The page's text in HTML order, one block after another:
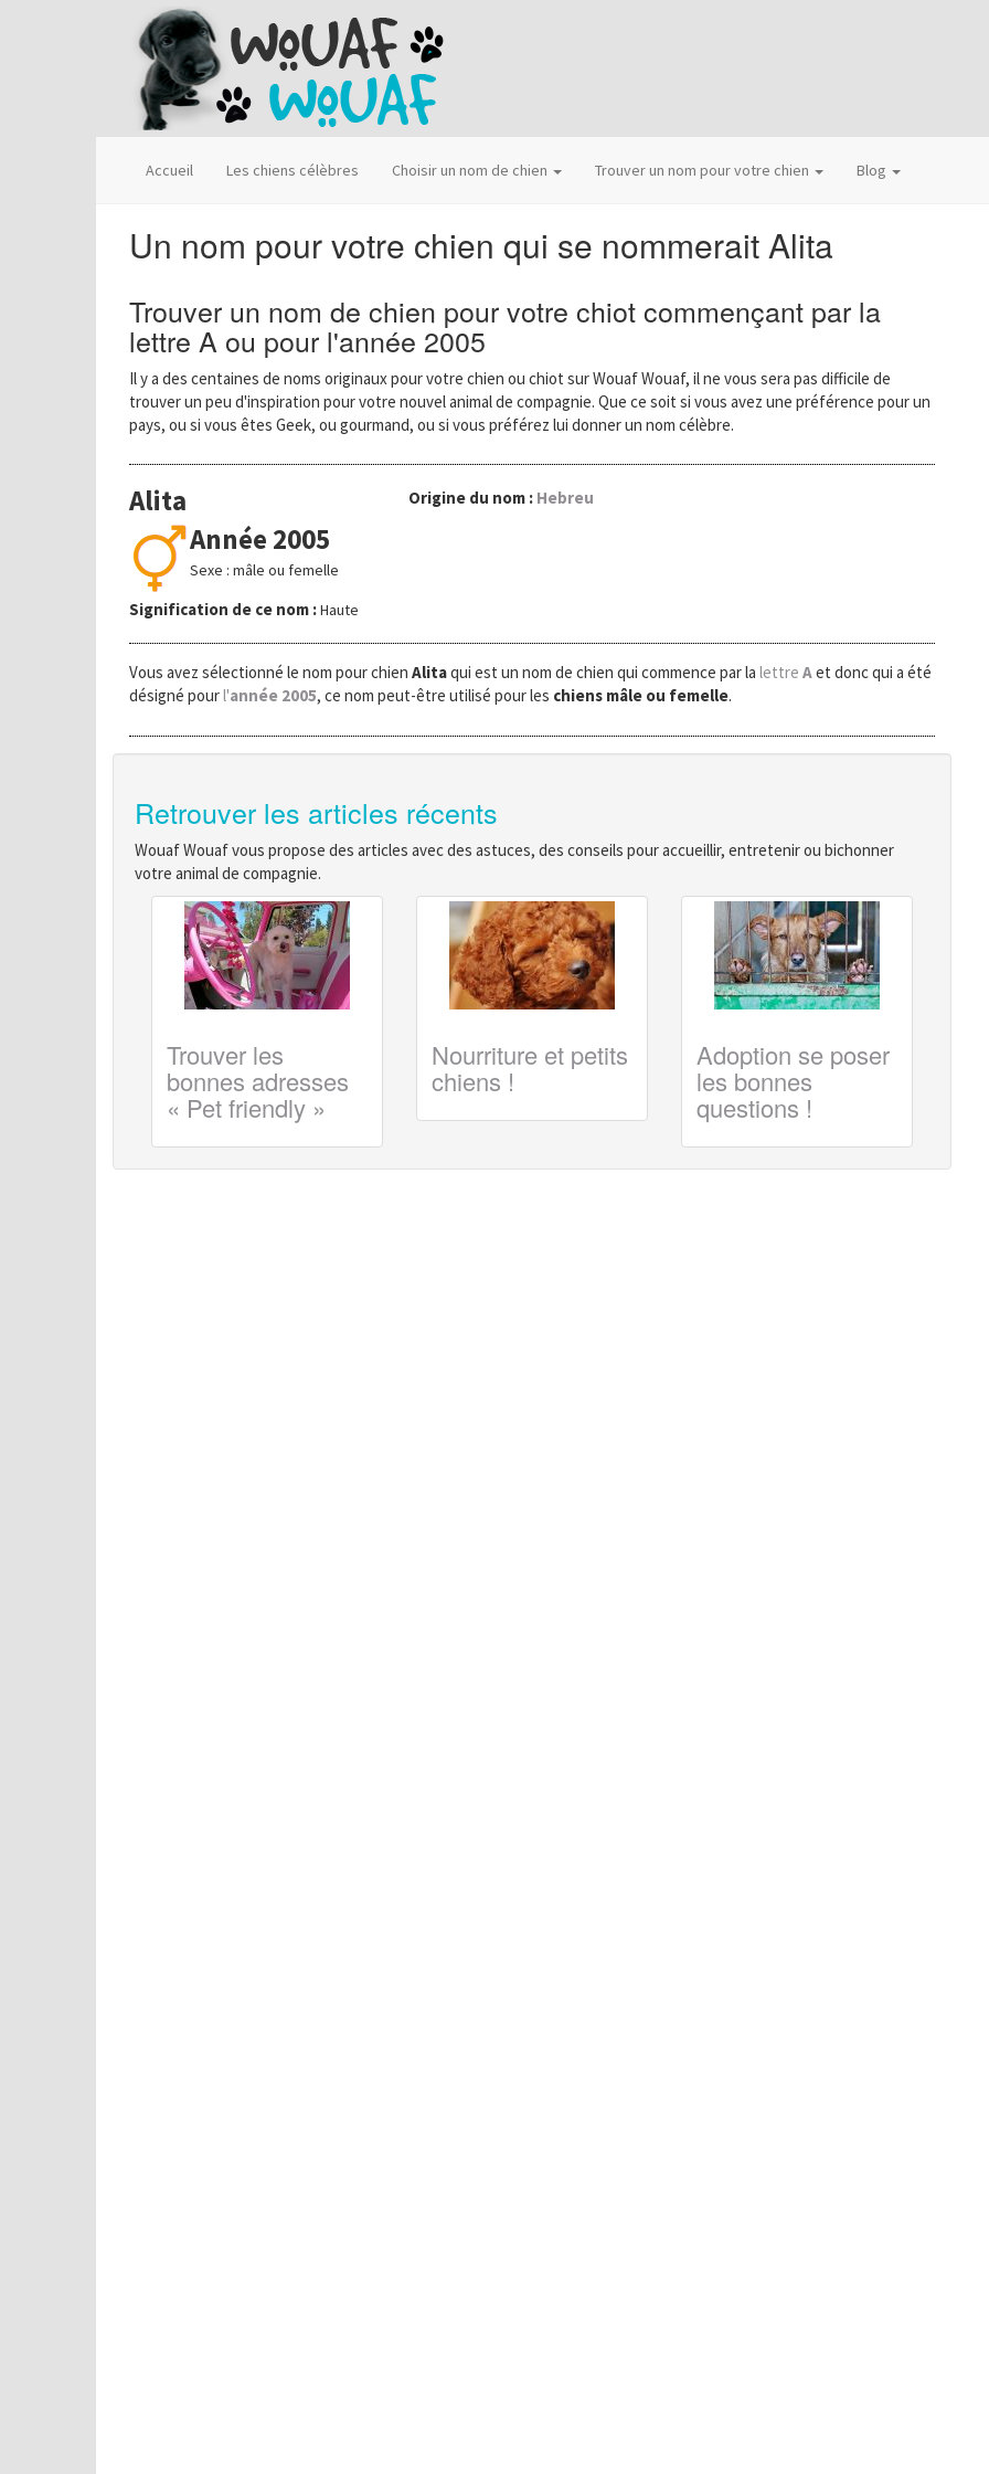
Accueil Les chiens célèbres Choisir un nom de chien Trouver un nom pour votre chien Blog
Un nom pour votre chien qui se nommerait Alita
Trouver un nom de chien pour votre chiot commençant par la
lettre A ou pour l'année 2005
Il y a des centaines de noms originaux pour votre chien ou chiot sur Wouaf Wouaf, il ne vous sera pas difficile de
trouver un peu d'inspiration pour votre nouvel animal de compagnie. Que ce soit si vous avez une préférence pour un
pays, ou si vous êtes Geek, ou gourmand, ou si vous préférez lui donner un nom célèbre.
Alita
Année 2005
Sexe : mâle ou femelle
Origine du nom : Hebreu
Signification de ce nom :Haute
Vous avez sélectionné le nom pour chien Alitaqui est un nom de chien qui commence par la lettre Aet donc qui a été
désigné pourl'année 2005, ce nom peut-être utilisé pour les chiens mâle ou femelle.
Retrouver les articles récents
Wouaf Wouaf vous propose des articles avec des astuces, des conseils pour accueillir, entretenir ou bichonner
votre animal de compagnie.
Trouver les
bonnes adresses
« Pet friendly »
Nourriture et petits
chiens !
Adoption se poser
les bonnes
questions !